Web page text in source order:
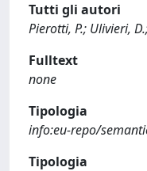
Tutti gli autori
Pierotti, P.; Ulivieri,
Fulltext
none
Tipologia
info:eu-repo/
Tipologia